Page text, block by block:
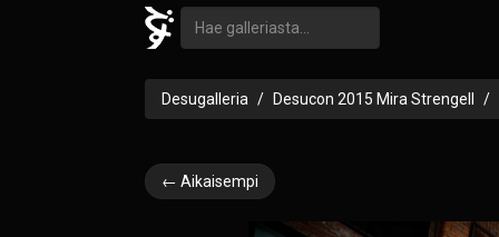
Desugalleria Desucon 2015 Mira Strengell
← Aikaisempi